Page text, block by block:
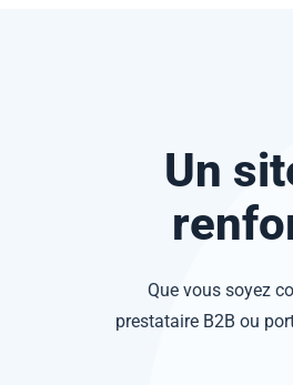
Un
Que vous soyez
prestataire B2B ou